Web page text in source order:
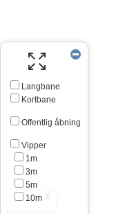
Langbane
Kortbane
Offentlig åbning
Vipper
1m
3m
5m
10m